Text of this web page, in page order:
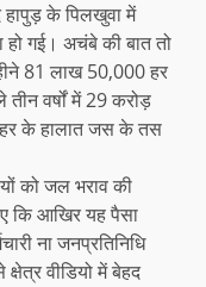
के पिलखुवा में
गई। अचंबे की बात तो
81 लाख 50,000 हर
वर्षों में 29 करोड़
के हालात जस के तस
को जल भराव की
कि आखिर यह पैसा
ना जनप्रतिनिधि
वीडियो में बेहद